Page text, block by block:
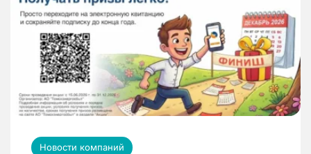
Новости компаний